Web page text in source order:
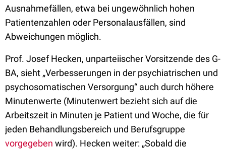
Ausnahmefällen, etwa bei ungewöhnlich hohen
Patientenzahlen oder Personalausfällen, sind
Abweichungen möglich.
Prof. Josef Hecken, unparteiischer Vorsitzende des G-
BA, sieht „Verbesserungen in der psychiatrischen und
psychosomatischen Versorgung“ auch durch höhere
Minutenwerte (Minutenwert bezieht sich auf die
Arbeitszeit in Minuten je Patient und Woche, die für
jeden Behandlungsbereich und Berufsgruppe
vorgegeben wird). Hecken weiter: „Sobald die